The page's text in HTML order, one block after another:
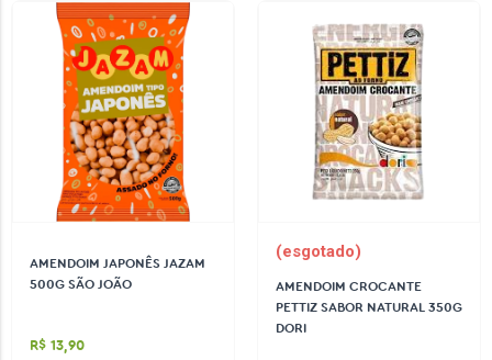
AMENDOIM JAPONÊS JAZAM
500G SÃO JOÃO
R$ 13,90
(esgotado)
AMENDOIM CROCANTE
PETTIZ SABOR NATURAL 350G
DORI